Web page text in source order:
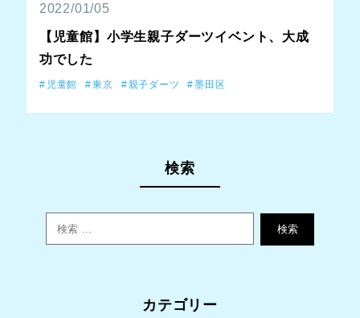
2022/01/05
【児童館】小学生親子ダーツイベント、大成
功でした
児童館 東京 親子ダーツ 墨田区
検索
検索
カテゴリー